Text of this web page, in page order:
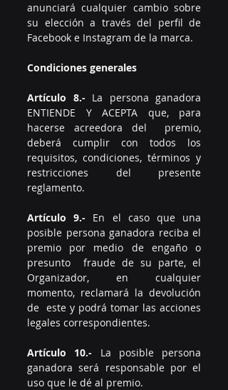
anunciará cualquier cambio sobre
su elección a través del perfil de
Facebook e Instagram de la marca.
Condiciones generales
Artículo 8.- La persona ganadora
ENTIENDE Y ACEPTA que, para
hacerse acreedora del  premio,
deberá cumplir con todos los
requisitos, condiciones, términos y
restricciones del presente
reglamento.
Artículo 9.- En el caso que una
posible persona ganadora reciba el
premio por medio de engaño o
presunto  fraude de su parte, el
Organizador, en cualquier
momento, reclamará la devolución
de  este y podrá tomar las acciones
legales correspondientes.
Artículo 10.- La posible persona
ganadora será responsable por el
uso que le dé al premio.